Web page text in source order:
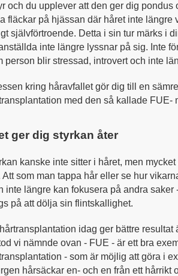
och du upplever att den ger dig pondus
fläckar på hjässan där håret inte längre
självförtroende. Detta i sin tur märks i
inte längre lyssnar på sig. Inte
person blir stressad, introvert och inte
kring håravfallet gör dig till en
med den så kallade FUE-
ger dig styrkan åter
kanske inte sitter i håret, men
Att som man tappa hår eller se hur
inte längre kan fokusera på andra saker
på att dölja sin flintskallighet.
idag ger bättre resultat
vi nämnde ovan - FUE - är ett bra
- som är möjlig att göra i
hårsäckar en- och en från ett hårrikt